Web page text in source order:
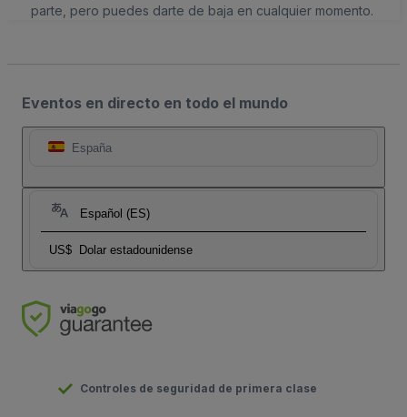
parte, pero puedes darte de baja en cualquier momento.
Eventos en directo en todo el mundo
España
Español (ES)
US$ Dolar estadounidense
Controles de seguridad de primera clase